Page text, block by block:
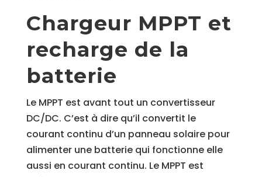
Chargeur MPPT et
recharge de la
batterie
Le MPPT est avant tout un convertisseur
DC/DC. C’est à dire qu’il convertit le
courant continu d’un panneau solaire pour
alimenter une batterie qui fonctionne elle
aussi en courant continu. Le MPPT est